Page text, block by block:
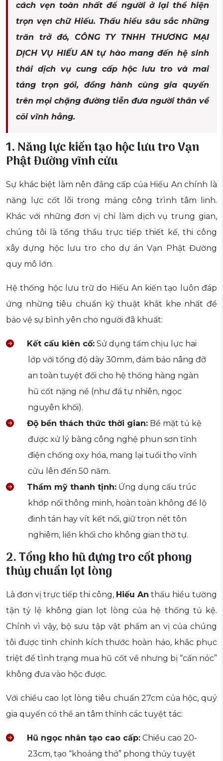
cách vẹn toàn nhất để người ở lại thể hiện
trọn vẹn chữ Hiếu. Thấu hiểu sâu sắc những
trăn trở đó, CÔNG TY TNHH THƯƠNG MẠI
DỊCH VỤ HIẾU AN tự hào mang đến hệ sinh
thái dịch vụ cung cấp hộc lưu tro và mai
táng trọn gói, đồng hành cùng gia quyến
trên mọi chặng đường tiễn đưa người thân về
cõi vĩnh hằng.
1. Năng lực kiến tạo hộc lưu tro Vạn
Phật Đường vĩnh cửu
Sự khác biệt làm nên đẳng cấp của Hiếu An chính là
năng lực cốt lõi trong mảng công trình tâm linh.
Khác với những đơn vị chỉ làm dịch vụ trung gian,
chúng tôi là tổng thầu trực tiếp thiết kế, thi công
xây dựng hộc lưu tro cho dự án Vạn Phật Đường
quy mô lớn.
Hệ thống hộc lưu trữ do Hiếu An kiến tạo luôn đáp
ứng những tiêu chuẩn kỹ thuật khắt khe nhất để
bảo vệ sự bình yên cho người đã khuất:
Kết cấu kiên cố: Sử dụng tấm chịu lực hai
lớp với tổng độ dày 30mm, đảm bảo nâng đỡ
an toàn tuyệt đối cho hệ thống hàng ngàn
hũ cốt nặng nề (như đá tự nhiên, ngọc
nguyên khối).
Độ bền thách thức thời gian: Bề mặt tủ kệ
được xử lý bằng công nghệ phun sơn tĩnh
điện chống oxy hóa, mang lại tuổi thọ vĩnh
cửu lên đến 50 năm.
Thẩm mỹ thanh tịnh: Ứng dụng cấu trúc
khớp nối thông minh, hoàn toàn không để lộ
đinh tán hay vít kết nối, giữ trọn nét tôn
nghiêm, liền khối cho không gian thờ tự.
2. Tổng kho hũ đựng tro cốt phong
thủy chuẩn lọt lòng
Là đơn vị trực tiếp thi công, Hiếu An thấu hiểu tường
tận tỷ lệ không gian lọt lòng của hệ thống tủ kệ.
Chính vì vậy, bộ sưu tập vật phẩm an vị của chúng
tôi được tinh chỉnh kích thước hoàn hảo, khắc phục
triệt để tình trạng mua hũ cốt về nhưng bị “cấn nóc”
không đưa vào hộc được.
Với chiều cao lọt lòng tiêu chuẩn 27cm của hộc, quý
gia quyến có thể an tâm thỉnh các tuyệt tác:
Hũ ngọc nhân tạo cao cấp: Chiều cao 20-
23cm, tạo “khoảng thở” phong thủy tuyệt